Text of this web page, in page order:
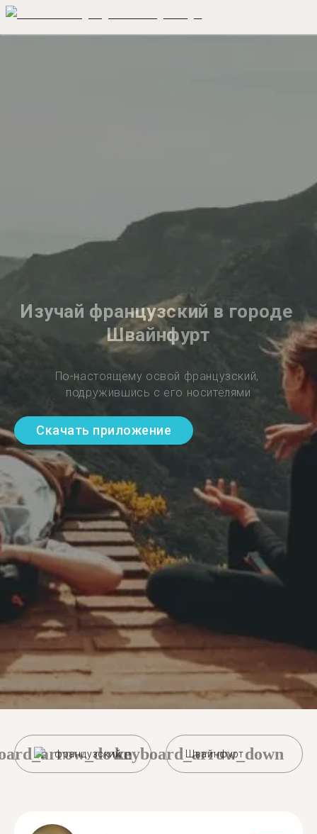
Изучай французский в городе
Швайнфурт
По-настоящему освой французский,
подружившись с его носителями
Скачать приложение
французский Швайнфурт
keyboard_arrow_down